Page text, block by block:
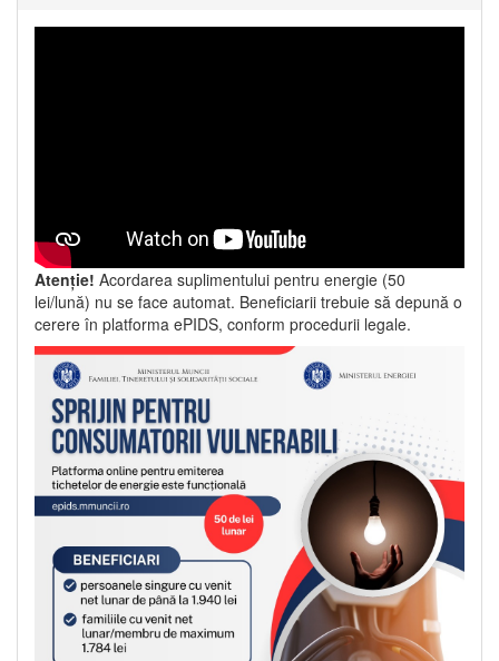
Atenție! Acordarea suplimentului pentru energie (50
lei/lună) nu se face automat. Beneficiarii trebuie să depună o
cerere în platforma ePIDS, conform procedurii legale.